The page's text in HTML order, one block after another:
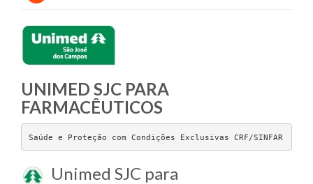
UNIMED SJC PARA
FARMACÊUTICOS
Saúde e Proteção com Condições Exclusivas CRF/SINFAR
Unimed SJC para